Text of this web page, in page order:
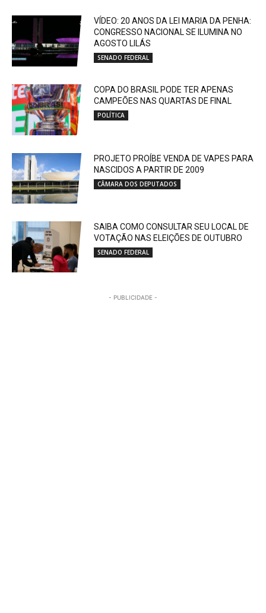
VÍDEO: 20 ANOS DA LEI MARIA DA PENHA:
CONGRESSO NACIONAL SE ILUMINA NO
AGOSTO LILÁS
SENADO FEDERAL
COPA DO BRASIL PODE TER APENAS
CAMPEÕES NAS QUARTAS DE FINAL
POLÍTICA
PROJETO PROÍBE VENDA DE VAPES PARA
NASCIDOS A PARTIR DE 2009
CÂMARA DOS DEPUTADOS
SAIBA COMO CONSULTAR SEU LOCAL DE
VOTAÇÃO NAS ELEIÇÕES DE OUTUBRO
SENADO FEDERAL
- PUBLICIDADE -